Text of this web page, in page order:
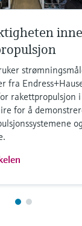
fra
rakettpropulsjon i
for å
og